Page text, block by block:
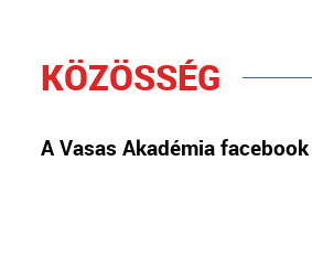
KÖZÖSSÉG
A Vasas Akadémia